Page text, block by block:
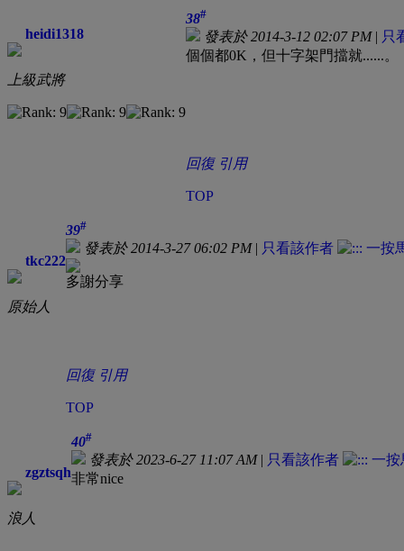
heidi1318
上級武將
38#
發表於 2014-3-12 02:07 PM| 只
個個都0K，但十字架門擋就......。
回復 引用
TOP
tkc222
原始人
39#
發表於 2014-3-27 06:02 PM| 只看該作者
多謝分享
回復 引用
TOP
zgztsqh
浪人
40#
發表於 2023-6-27 11:07 AM| 只看該作者
非常nice